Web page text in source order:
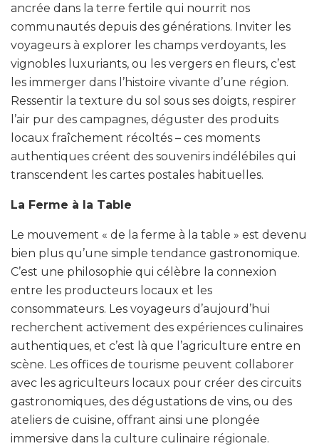
ancrée dans la terre fertile qui nourrit nos
communautés depuis des générations. Inviter les
voyageurs à explorer les champs verdoyants, les
vignobles luxuriants, ou les vergers en fleurs, c’est
les immerger dans l’histoire vivante d’une région.
Ressentir la texture du sol sous ses doigts, respirer
l’air pur des campagnes, déguster des produits
locaux fraîchement récoltés – ces moments
authentiques créent des souvenirs indélébiles qui
transcendent les cartes postales habituelles.
La Ferme à la Table
Le mouvement « de la ferme à la table » est devenu
bien plus qu’une simple tendance gastronomique.
C’est une philosophie qui célèbre la connexion
entre les producteurs locaux et les
consommateurs. Les voyageurs d’aujourd’hui
recherchent activement des expériences culinaires
authentiques, et c’est là que l’agriculture entre en
scène. Les offices de tourisme peuvent collaborer
avec les agriculteurs locaux pour créer des circuits
gastronomiques, des dégustations de vins, ou des
ateliers de cuisine, offrant ainsi une plongée
immersive dans la culture culinaire régionale.